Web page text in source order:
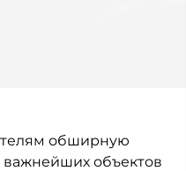
обширную
объектов